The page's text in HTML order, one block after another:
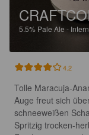
5.5% Pale Ale -
4.2
Tolle Maracuja-
Auge freut sich
schneeweißen
Spritzig trocken-